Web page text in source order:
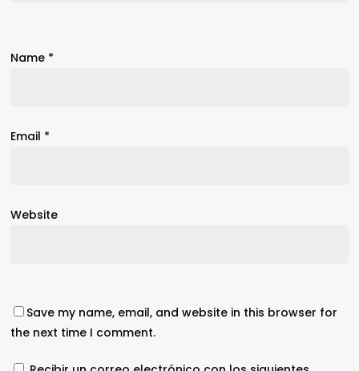
Name *
Email *
Website
Save my name, email, and website in this browser for
the next time I comment.